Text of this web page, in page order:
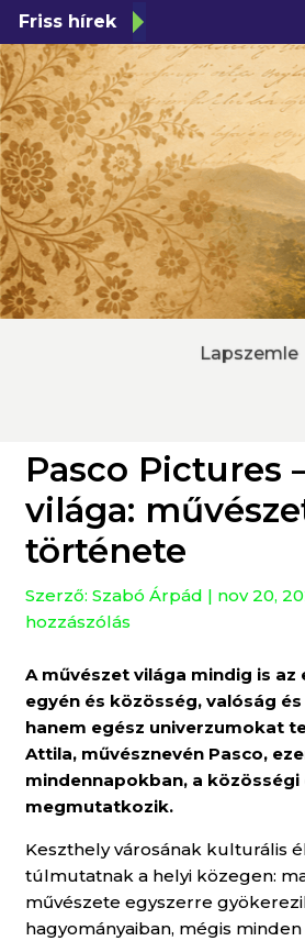
Friss hírek
Lapszemle
Pasco Pictures
világa:
története
Szerző: Szabó Árpád | nov 20,
hozzászólás
A művészet világa mindig is
egyén és közösség, valóság
hanem egész univerzumokat
Attila, művésznevén Pasco,
mindennapokban, a
megmutatkozik.
Keszthely városának kulturális
túlmutatnak a helyi közegen:
művészete egyszerre
hagyományaiban, mégis